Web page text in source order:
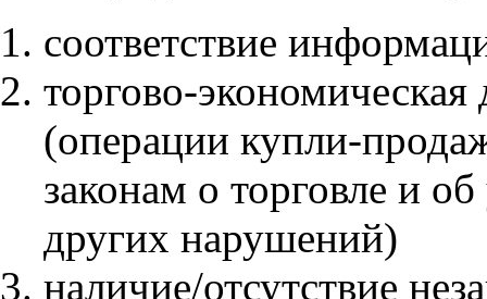
соответствие
торгово-экономическая
(операции купли-
законам о торговле и
других нарушений)
наличие/отсутствие